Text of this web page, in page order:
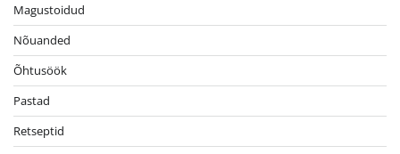
Magustoidud
Nõuanded
Õhtusöök
Pastad
Retseptid